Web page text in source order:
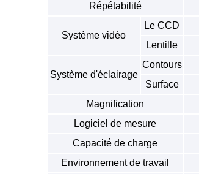
Répétabilité
Système vidéo
Le CCD
Lentille
Système d'éclairage
Contours
Surface
Magnification
Logiciel de mesure
Capacité de charge
Environnement de travail